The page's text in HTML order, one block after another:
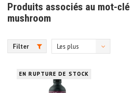
Produits associés au mot-clé
mushroom
Filter
Les plus
EN RUPTURE DE STOCK